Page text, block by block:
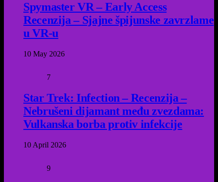
Spymaster VR – Early Access
Recenzija – Sjajne špijunske zavrzlame
u VR-u
10 May 2026
7
Star Trek: Infection – Recenzija –
Nebrušeni dijamant među zvezdama:
Vulkanska borba protiv infekcije
10 April 2026
9